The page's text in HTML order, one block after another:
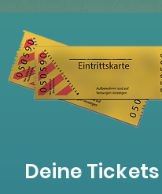
Deine Tickets